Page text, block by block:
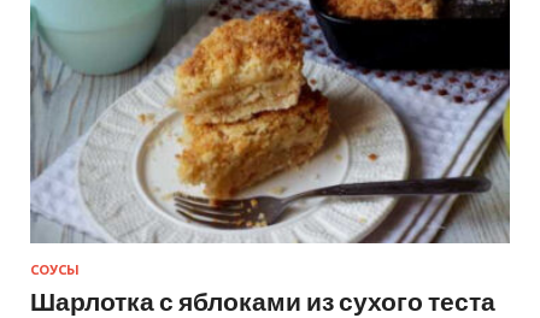
СОУСЫ
Шарлотка с яблоками из сухого теста